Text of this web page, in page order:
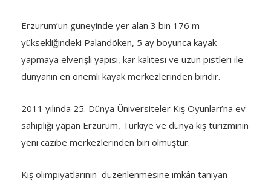
Erzurum’un güneyinde yer alan 3 bin 176 m
yüksekliğindeki Palandöken, 5 ay boyunca kayak
yapmaya elverişli yapısı, kar kalitesi ve uzun pistleri ile
dünyanın en önemli kayak merkezlerinden biridir.
2011 yılında 25. Dünya Üniversiteler Kış Oyunları’na ev
sahipliği yapan Erzurum, Türkiye ve dünya kış turizminin
yeni cazibe merkezlerinden biri olmuştur.
Kış olimpiyatlarının düzenlenmesine imkân tanıyan